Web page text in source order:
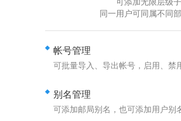
同一用户可同属不同
帐号管理
可批量导入、导出帐号，启用、禁
别名管理
可添加邮局别名，也可添加用户别